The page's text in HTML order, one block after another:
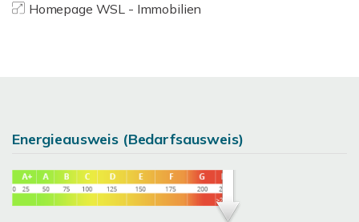
Homepage WSL - Immobilien
Energieausweis (Bedarfsausweis)